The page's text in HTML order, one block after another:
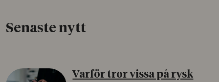
Senaste nytt
Varför tror vissa på rysk